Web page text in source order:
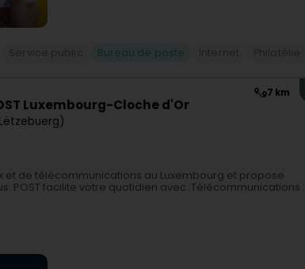
7 km
Luxembourg-Cloche d'Or
et de télécommunications au Luxembourg et propose
POST facilite votre quotidien avec :Télécommunications :